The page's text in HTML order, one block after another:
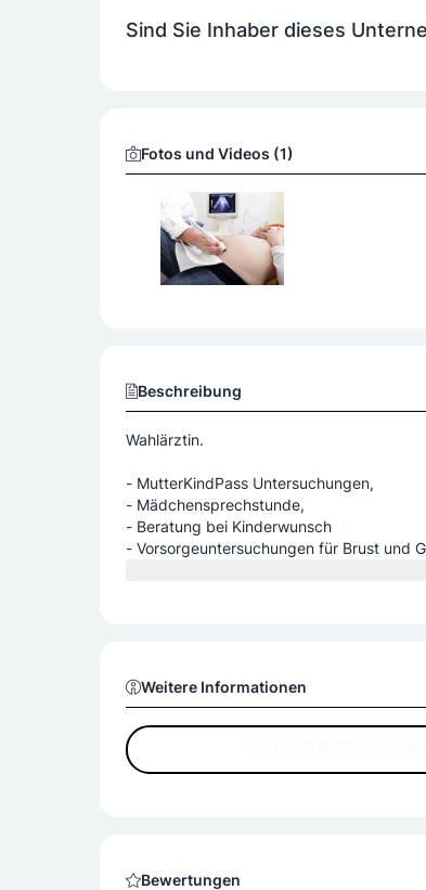
Babywunsch
Sind Sie Inhaber dieses
Fotos und Videos (1)
Beschreibung
Wahlärztin.
- MutterKind­Pass Untersuchungen,
- Mädchensprechstunde,
- Beratung bei Kinderwunsch
- Vorsorgeuntersuchungen für Brust und
namik (genauere, schmerzlose
nfüllung über einen dünnen
- Nachsorge bei Krebserkrankungen
Weitere Informationen
Bewertungen